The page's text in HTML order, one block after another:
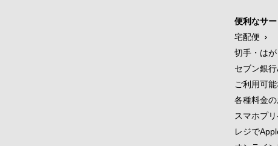
便利なサ
宅配便
切手・は
セブン銀
ご利用可
各種料金
スマホプ
レジで